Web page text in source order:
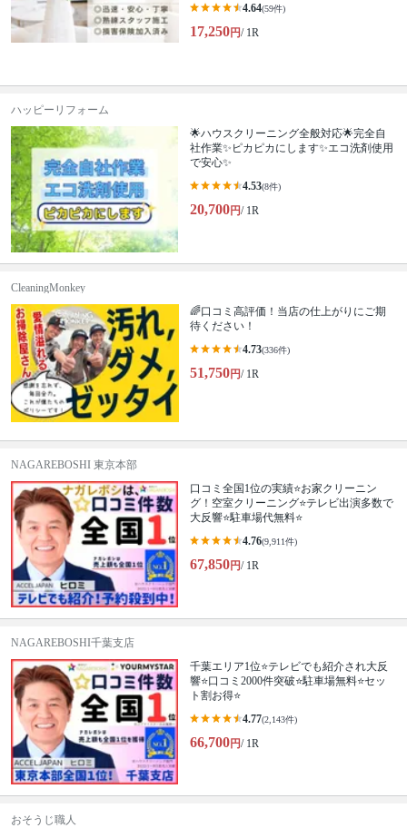
4.64(59件)
17,250円/ 1R
ハッピーリフォーム
🌟ハウスクリーニング全般対応🌟完全自
社作業✨️ピカピカにします✨️エコ洗剤使用
で安心✨
4.53(8件)
20,700円/ 1R
CleaningMonkey
🌈口コミ高評価！当店の仕上がりにご期
待ください！
4.73(336件)
51,750円/ 1R
NAGAREBOSHI 東京本部
口コミ全国1位の実績⭐お家クリーニン
グ！空室クリーニング⭐テレビ出演多数で
大反響⭐駐車場代無料⭐
4.76(9,911件)
67,850円/ 1R
NAGAREBOSHI千葉支店
千葉エリア1位⭐テレビでも紹介され大反
響⭐️口コミ2000件突破⭐️駐車場無料⭐セッ
ト割お得⭐
4.77(2,143件)
66,700円/ 1R
おそうじ職人